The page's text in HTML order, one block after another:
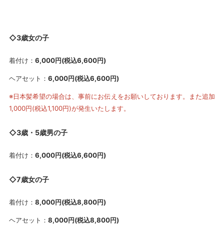
◇3歳女の子
着付け：6,000円(税込6,600円)
ヘアセット：6,000円(税込6,600円)
※日本髪希望の場合は、事前にお伝えをお願いしております。また追加
1,000円(税込1,100円)が発生いたします。
◇3歳・5歳男の子
着付け：6,000円(税込6,600円)
◇7歳女の子
着付け：8,000円(税込8,800円)
ヘアセット：8,000円(税込8,800円)